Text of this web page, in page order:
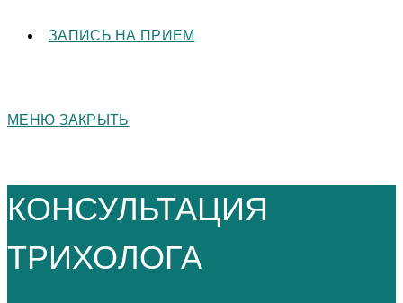
ЗАПИСЬ НА ПРИЕМ
МЕНЮ ЗАКРЫТЬ
КОНСУЛЬТАЦИЯ
ТРИХОЛОГА